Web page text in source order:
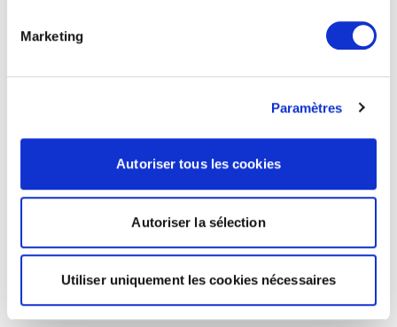
Marketing
Paramètres
Autoriser tous les cookies
Autoriser la sélection
Utiliser uniquement les cookies nécessaires